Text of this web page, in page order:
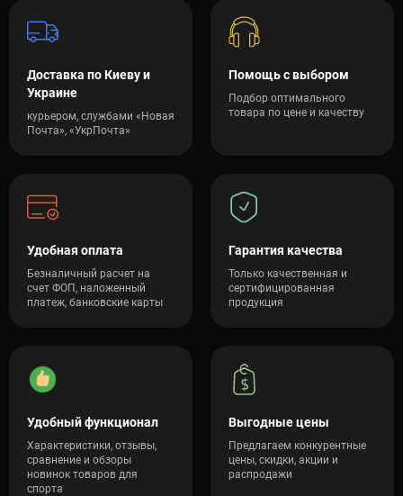
гарантию, профессиональную помощь в выборе и быструю
доставку тренажеров и товаров для спорта по всей Украине.
Доставка по Киеву и
Украине
курьером, службами «Новая
Почта», «УкрПочта»
Помощь с выбором
Подбор оптимального
товара по цене и качеству
Удобная оплата
Безналичный расчет на
счет ФОП, наложенный
платеж, банковские карты
Гарантия качества
Только качественная и
сертифицированная
продукция
Удобный функционал
Характеристики, отзывы,
сравнение и обзоры
новинок товаров для
спорта
Выгодные цены
Предлагаем конкурентные
цены, скидки, акции и
распродажи